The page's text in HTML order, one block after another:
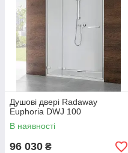
Душові двері Radaway
Euphoria DWJ 100
В наявності
96 030 ₴